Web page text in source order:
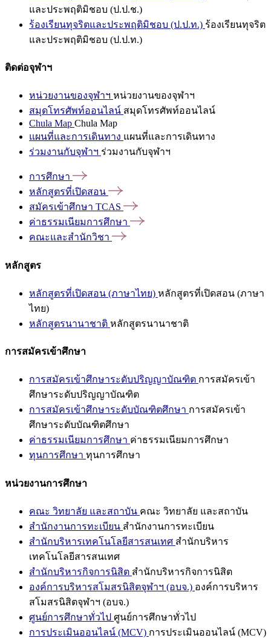
และประพฤติมิชอบ (ป.ป.ช.)
ร้องเรียนทุจริตและประพฤติมิชอบ (ป.ป.ท.) ร้องเรียนทุจริต
และประพฤติมิชอบ (ป.ป.ท.)
ติดต่อจุฬาฯ
หน่วยงานของจุฬาฯ หน่วยงานของจุฬาฯ
สมุดโทรศัพท์ออนไลน์ สมุดโทรศัพท์ออนไลน์
Chula Map Chula Map
แผนที่และการเดินทาง แผนที่และการเดินทาง
ร่วมงานกับจุฬาฯ ร่วมงานกับจุฬาฯ
การศึกษา
หลักสูตรที่เปิดสอน
สมัครเข้าศึกษา TCAS
ค่าธรรมเนียมการศึกษา
คณะและสำนักวิชา
หลักสูตร
หลักสูตรที่เปิดสอน (ภาษาไทย) หลักสูตรที่เปิดสอน (ภาษา
ไทย)
หลักสูตรนานาชาติ หลักสูตรนานาชาติ
การสมัครเข้าศึกษา
การสมัครเข้าศึกษาระดับปริญญาบัณฑิต การสมัครเข้า
ศึกษาระดับปริญญาบัณฑิต
การสมัครเข้าศึกษาระดับบัณฑิตศึกษา การสมัครเข้า
ศึกษาระดับบัณฑิตศึกษา
ค่าธรรมเนียมการศึกษา ค่าธรรมเนียมการศึกษา
ทุนการศึกษา ทุนการศึกษา
หน่วยงานการศึกษา
คณะ วิทยาลัย และสถาบัน คณะ วิทยาลัย และสถาบัน
สำนักงานการทะเบียน สำนักงานการทะเบียน
สำนักบริหารเทคโนโลยีสารสนเทศ สำนักบริหาร
เทคโนโลยีสารสนเทศ
สำนักบริหารกิจการนิสิต สำนักบริหารกิจการนิสิต
องค์การบริหารสโมสรนิสิตจุฬาฯ (อบจ.) องค์การบริหาร
สโมสรนิสิตจุฬาฯ (อบจ.)
ศูนย์การศึกษาทั่วไป ศูนย์การศึกษาทั่วไป
การประเมินออนไลน์ (MCV) การประเมินออนไลน์ (MCV)